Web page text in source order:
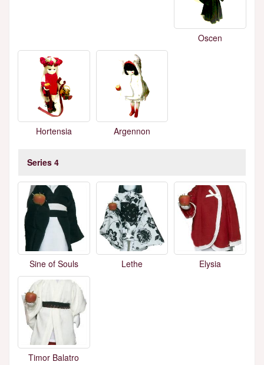
Oscen
Hortensia Argennon
Series 4
Sine of Souls Lethe Elysia
Timor Balatro